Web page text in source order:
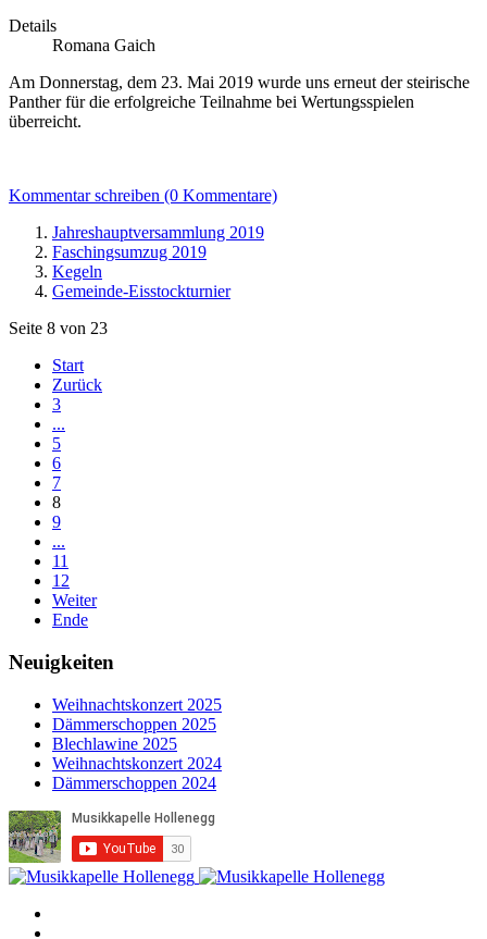
Details
Romana Gaich
Am Donnerstag, dem 23. Mai 2019 wurde uns erneut der steirische
Panther für die erfolgreiche Teilnahme bei Wertungsspielen
überreicht.
Kommentar schreiben (0 Kommentare)
Jahreshauptversammlung 2019
Faschingsumzug 2019
Kegeln
Gemeinde-Eisstockturnier
Seite 8 von 23
Start
Zurück
3
...
5
6
7
8
9
...
11
12
Weiter
Ende
Neuigkeiten
Weihnachtskonzert 2025
Dämmerschoppen 2025
Blechlawine 2025
Weihnachtskonzert 2024
Dämmerschoppen 2024